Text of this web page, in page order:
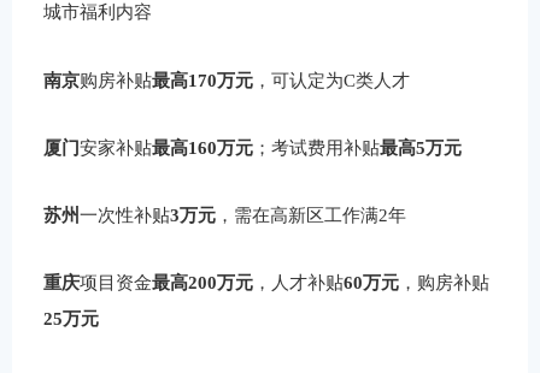
城市福利内容
南京购房补贴最高170万元 ，可认定为C类人才
厦门安家补贴最高160万元 ；考试费用补贴最高5万元
苏州一次性补贴3万元 ，需在高新区工作满2年
重庆项目资金最高200万元 ，人才补贴60万元 ，购房补贴
25万元